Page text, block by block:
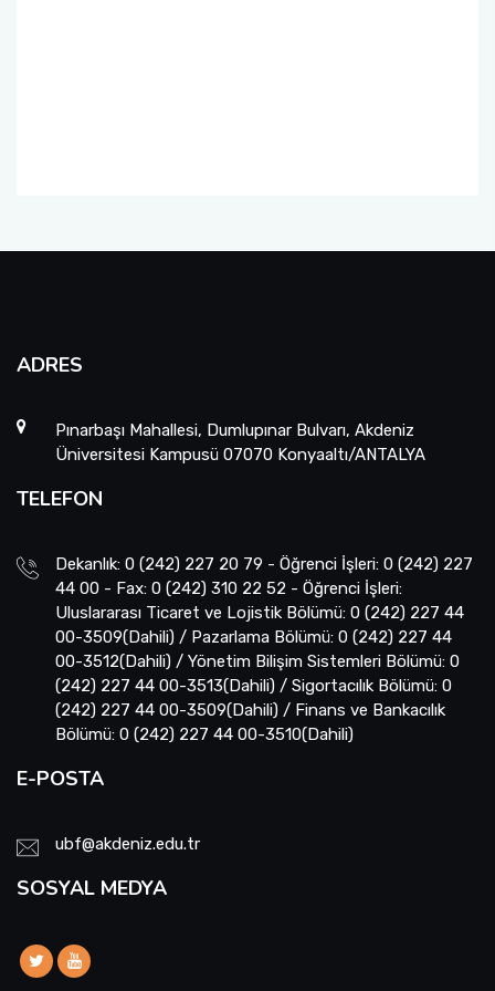
ADRES
Pınarbaşı Mahallesi, Dumlupınar Bulvarı, Akdeniz
Üniversitesi Kampusü 07070 Konyaaltı/ANTALYA
TELEFON
Dekanlık: 0 (242) 227 20 79 - Öğrenci İşleri: 0 (242) 227
44 00 - Fax: 0 (242) 310 22 52 - Öğrenci İşleri:
Uluslararası Ticaret ve Lojistik Bölümü: 0 (242) 227 44
00-3509(Dahili) / Pazarlama Bölümü: 0 (242) 227 44
00-3512(Dahili) / Yönetim Bilişim Sistemleri Bölümü: 0
(242) 227 44 00-3513(Dahili) / Sigortacılık Bölümü: 0
(242) 227 44 00-3509(Dahili) / Finans ve Bankacılık
Bölümü: 0 (242) 227 44 00-3510(Dahili)
E-POSTA
ubf@akdeniz.edu.tr
SOSYAL MEDYA